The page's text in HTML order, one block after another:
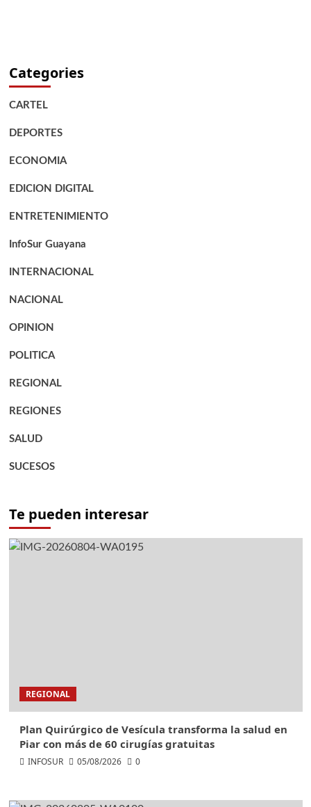
Categories
CARTEL
DEPORTES
ECONOMIA
EDICION DIGITAL
ENTRETENIMIENTO
InfoSur Guayana
INTERNACIONAL
NACIONAL
OPINION
POLITICA
REGIONAL
REGIONES
SALUD
SUCESOS
Te pueden interesar
REGIONAL
Plan Quirúrgico de Vesícula transforma la salud en
Piar con más de 60 cirugías gratuitas
INFOSUR 05/08/2026 0